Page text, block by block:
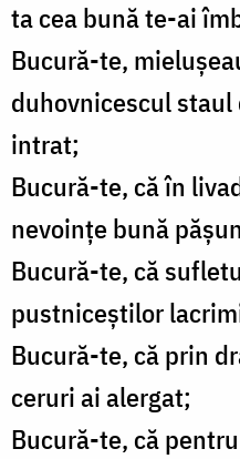
ta cea bună te-ai
Bucură-te,
duhovnicescul
intrat;
Bucură-te, că în
nevoinţe bună
Bucură-te, că
pustniceştilor
Bucură-te, că prin
ceruri ai alergat;
Bucură-te, că